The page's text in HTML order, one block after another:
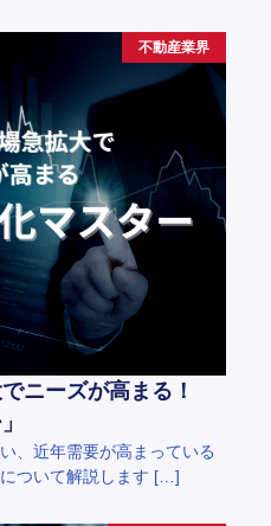
不動産業界
ニーズが高まる！
、近年需要が高まっている
ついて解説します […]